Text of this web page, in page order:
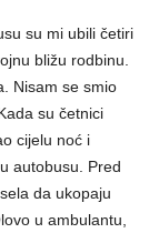
su mi ubili četiri
bližu rodbinu.
Nisam se smio
su četnici
cijelu noć i
autobusu. Pred
da ukopaju
u ambulantu,